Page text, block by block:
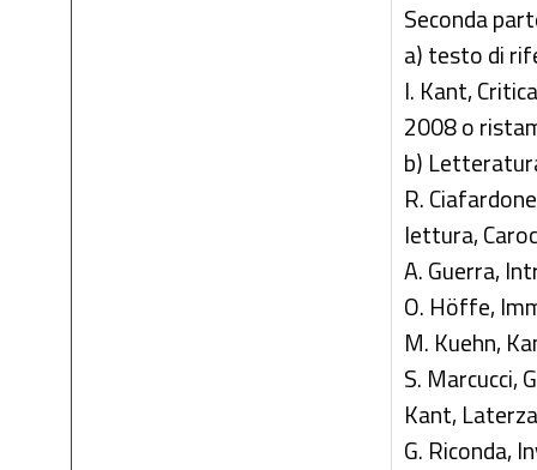
Seconda
a) testo di
I. Kant,
2008 o
b)
R.
lettura,
A. Guerra,
O. Höffe,
M. Kuehn,
S. Marcucci,
Kant,
G. Riconda,